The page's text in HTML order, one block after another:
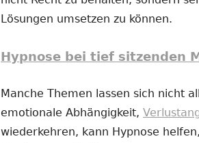
Lösungen umsetzen zu können.
Hypnose bei tief sitzenden
Manche Themen lassen sich nicht
emotionale Abhängigkeit,
wiederkehren, kann Hypnose